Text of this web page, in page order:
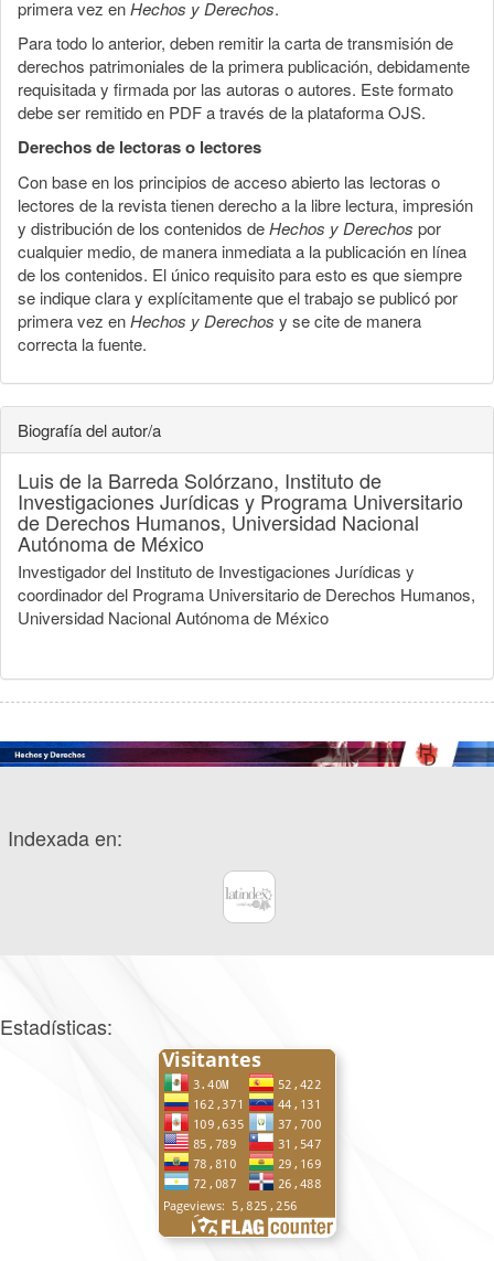
primera vez enHechos y Derechos.
Para todo lo anterior, deben remitir la carta de transmisión de
derechos patrimoniales de la primera publicación, debidamente
requisitada y firmada por las autoras o autores. Este formato
debe ser remitido en PDF a través de la plataforma OJS.
Derechos de lectoras o lectores
Con base en los principios de acceso abierto las lectoras o
lectores de la revista tienen derecho a la libre lectura, impresión
y distribución de los contenidos deHechos y Derechos por
cualquier medio, de manera inmediata a la publicación en línea
de los contenidos. El único requisito para esto es que siempre
se indique clara y explícitamente que el trabajo se publicó por
primera vez enHechos y Derechos y se cite de manera
correcta la fuente.
Biografía del autor/a
Luis de la Barreda Solórzano, Instituto de
Investigaciones Jurídicas y Programa Universitario
de Derechos Humanos, Universidad Nacional
Autónoma de México
Investigador del Instituto de Investigaciones Jurídicas y
coordinador del Programa Universitario de Derechos Humanos,
Universidad Nacional Autónoma de México
Indexada en:
Estadísticas: